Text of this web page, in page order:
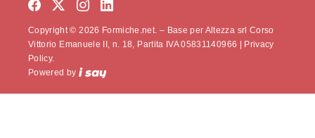
Copyright © 2026 Formiche.net. – Base per Altezza srl Corso
Vittorio Emanuele II, n. 18, Partita IVA 05831140966 |
Privacy
Policy.
Powered by